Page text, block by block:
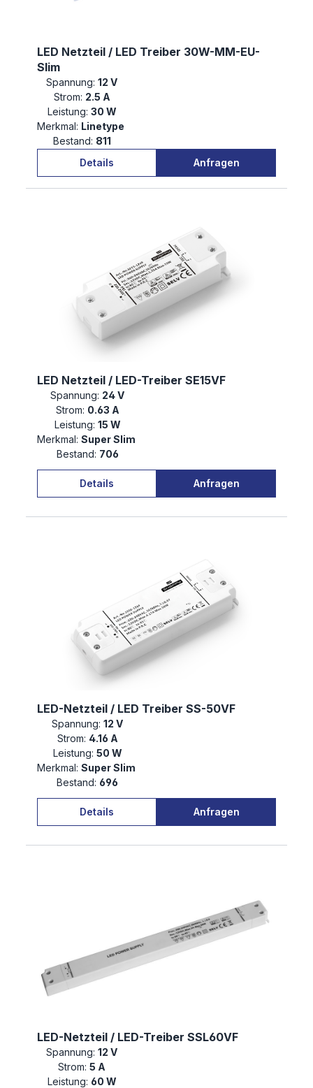
LED Netzteil / LED Treiber 30W-MM-EU-
Slim
Spannung: 12 V
Strom: 2.5 A
Leistung: 30 W
Merkmal: Linetype
Bestand: 811
Details
Anfragen
LED Netzteil / LED-Treiber SE15VF
Spannung: 24 V
Strom: 0.63 A
Leistung: 15 W
Merkmal: Super Slim
Bestand: 706
Details Anfragen
LED-Netzteil / LED Treiber SS-50VF
Spannung: 12 V
Strom: 4.16 A
Leistung: 50 W
Merkmal: Super Slim
Bestand: 696
Details Anfragen
LED-Netzteil / LED-Treiber SSL60VF
Spannung: 12 V
Strom: 5 A
Leistung: 60 W